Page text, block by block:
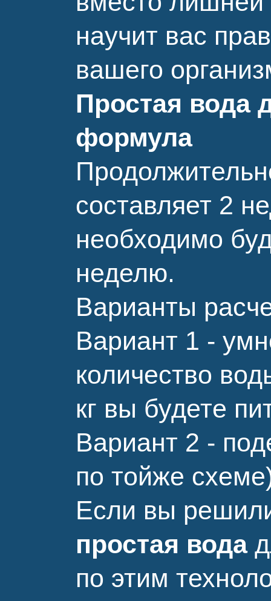
научит вас
вашего
Простая вода
формула
составляет 2
необходимо
неделю.
Варианты
Вариант 1 -
количество
кг вы будете
Вариант 2 -
по тойже
Если вы
простая вода
по этим